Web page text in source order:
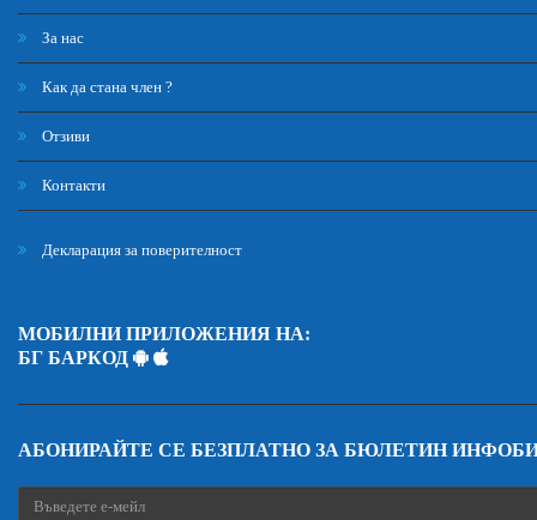
За нас
Как да стана член ?
Отзиви
Контакти
Декларация за поверителност
МОБИЛНИ ПРИЛОЖЕНИЯ НА:
БГ БАРКОД
АБОНИРАЙТЕ СЕ БЕЗПЛАТНО ЗА БЮЛЕТИН